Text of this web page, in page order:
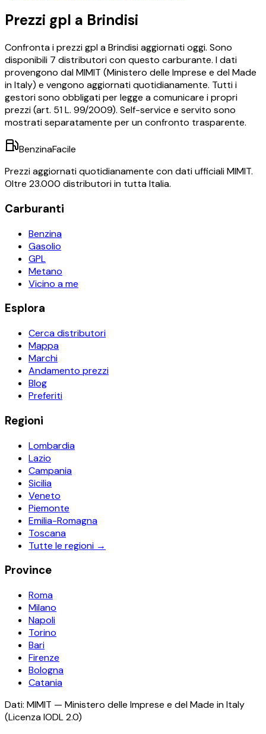
Prezzi gpl a Brindisi
Confronta i prezzigplaBrindisiaggiornati oggi. Sono
disponibili 7 distributori con questo carburante. I dati
provengono dal MIMIT (Ministero delle Imprese e del Made
in Italy) e vengono aggiornati quotidianamente. Tutti i
gestori sono obbligati per legge a comunicare i propri
prezzi (art. 51 L. 99/2009). Self-service e servito sono
mostrati separatamente per un confronto trasparente.
BenzinaFacile
Prezzi aggiornati quotidianamente con dati ufficiali MIMIT.
Oltre 23.000 distributori in tutta Italia.
Carburanti
Benzina
Gasolio
GPL
Metano
Vicino a me
Esplora
Cerca distributori
Mappa
Marchi
Andamento prezzi
Blog
Preferiti
Regioni
Lombardia
Lazio
Campania
Sicilia
Veneto
Piemonte
Emilia-Romagna
Toscana
Tutte le regioni →
Province
Roma
Milano
Napoli
Torino
Bari
Firenze
Bologna
Catania
Dati: MIMIT — Ministero delle Imprese e del Made in Italy
(Licenza IODL 2.0)